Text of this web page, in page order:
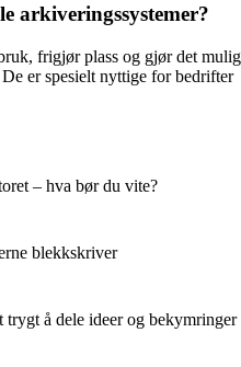
arkiveringssystemer?
frigjør plass og gjør det mulig
er spesielt nyttige for bedrifter
– hva bør du vite?
blekkskriver
å dele ideer og bekymringer